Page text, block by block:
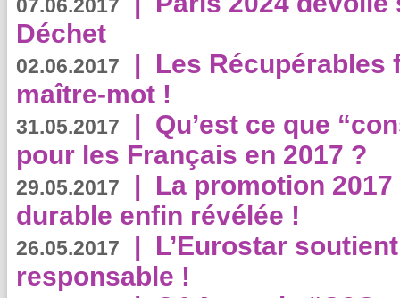
07.06.2017
Déchet
02.06.2017 | Les Récupérables
maître-mot !
31.05.2017 | Qu’est ce que
pour les Français en 2017 ?
29.05.2017 | La promotion
durable enfin révélée !
26.05.2017 | L’Eurostar
responsable !